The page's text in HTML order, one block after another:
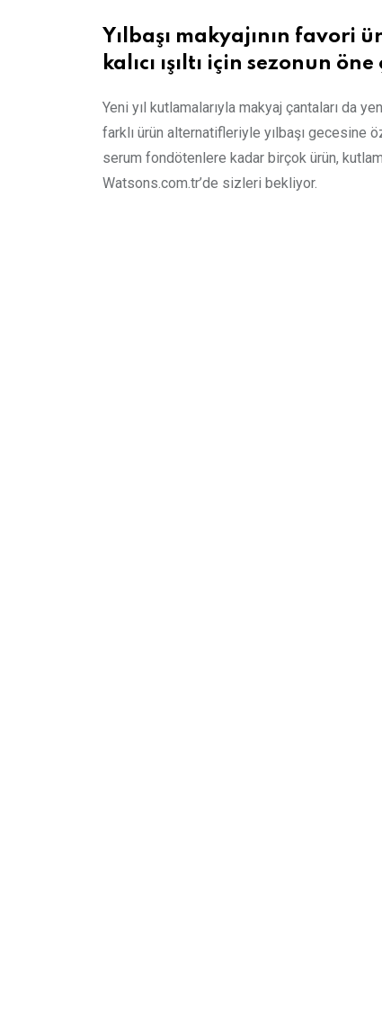
Yılbaşı makyajının favori
kalıcı ışıltı için sezonun
Yeni yıl kutlamalarıyla makyaj çantaları da
farklı ürün alternatifleriyle yılbaşı gecesine
serum fondötenlere kadar birçok ürün,
Watsons.com.tr’de sizleri bekliyor.